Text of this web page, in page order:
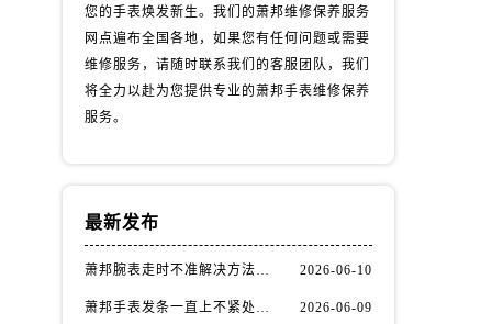
您的手表焕发新生。我们的萧邦维修保养服务
网点遍布全国各地，如果您有任何问题或需要
维修服务，请随时联系我们的客服团队，我们
将全力以赴为您提供专业的萧邦手表维修保养
服务。
最新发布
萧邦腕表走时不准解决方法汇总 2026-06-10
萧邦手表发条一直上不紧处理办法推荐 2026-06-09